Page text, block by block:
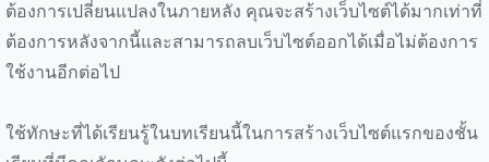
ต้องการเปลี่ยนแปลงในภายหลัง คุณจะสร้างเว็บไซต์ได้มากเท่าที่
ต้องการหลังจากนี้และสามารถลบเว็บไซต์ออกได้เมื่อไม่ต้องการ
ใช้งานอีกต่อไป
ใช้ทักษะที่ได้เรียนรู้ในบทเรียนนี้ในการสร้างเว็บไซต์แรกของชั้น